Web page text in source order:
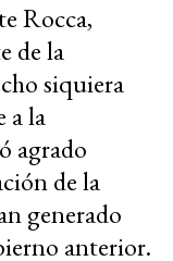
Rocca,
de la
siquiera
a la
agrado
de la
generado
anterior.